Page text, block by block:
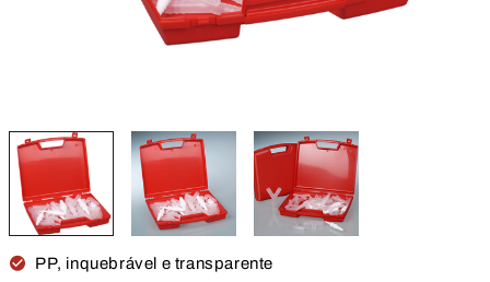
PP, inquebrável e transparente